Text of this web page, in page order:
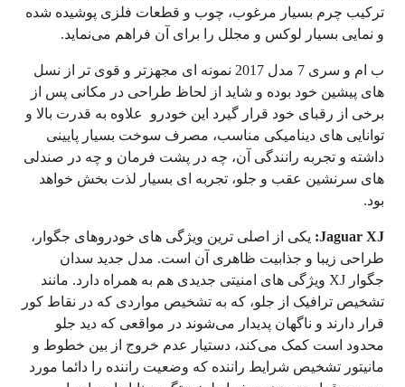
ترکیب چرم بسیار مرغوب، چوب و قطعات فلزی پوشیده شده
و نمایی بسیار لوکس و مجلل را برای آن فراهم می‌نماید.
ب ام و سری 7 مدل 2017 نمونه ‌ای مجهزتر و قوی ‌تر از نسل‌
های پیشین خود بوده و شاید از لحاظ طراحی در مکانی پس از
برخی از رقبای خود قرار گیرد این خودرو علاوه به قدرت بالا و
توانایی ‌های دینامیکی مناسب، مصرف سوخت بسیار پایینی
داشته و تجربه رانندگی آن، چه در پشت فرمان و چه در صندلی‌
های سرنشین عقب و جلو، تجربه ‌ای بسیار لذت بخش خواهد
بود.
Jaguar XJ:
یکی از اصلی ‌ترین ویژگی ‌های خودروهای جگوار،
طراحی زیبا و جذابیت ظاهری آن است. مدل جدید سدان
جگوار XJ ویژگی‌ های امنیتی جدیدی هم به همراه دارد. مانند
تشخیص ترافیک از جلو، که به تشخیص مواردی که در نقاط کور
قرار دارند و ناگهان پدیدار می‌شوند در مواقعی که دید جلو
محدود است کمک می‌کند، دستیار عدم خروج از بین خطوط و
مانیتور تشخیص شرایط راننده که وضعیت راننده را دائما مورد